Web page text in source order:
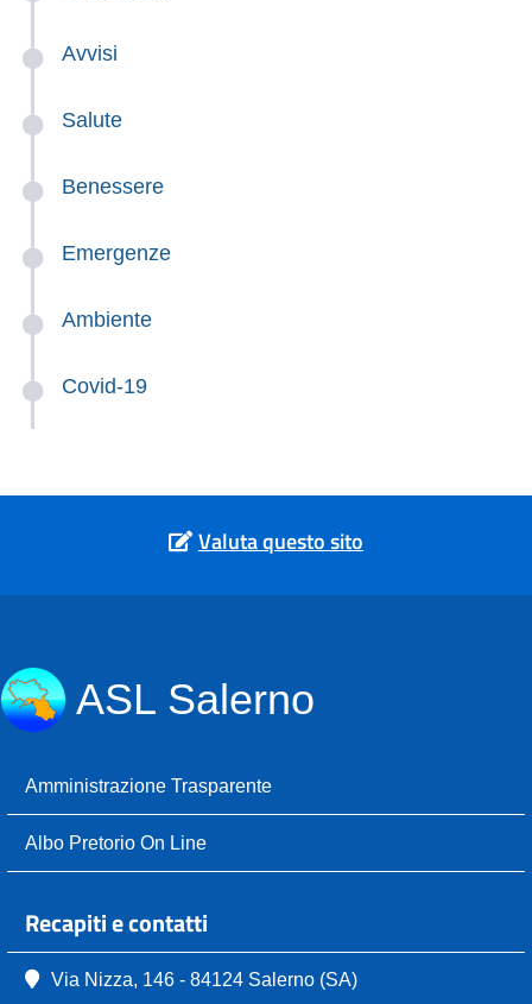
Avvisi
Salute
Benessere
Emergenze
Ambiente
Covid-19
Valuta questo sito
ASL Salerno
Amministrazione Trasparente
Albo Pretorio On Line
Recapiti e contatti
Via Nizza, 146 - 84124 Salerno (SA)